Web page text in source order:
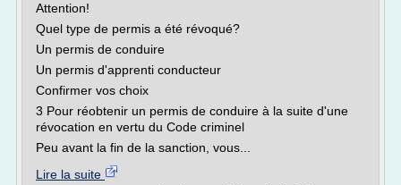
Attention!
Quel type de permis a été révoqué?
Un permis de conduire
Un permis d'apprenti conducteur
Confirmer vos choix
3 Pour réobtenir un permis de conduire à la suite d'une
révocation en vertu du Code criminel
Peu avant la fin de la sanction, vous...
Lire la suite